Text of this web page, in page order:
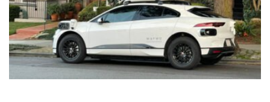
LÆS MERE